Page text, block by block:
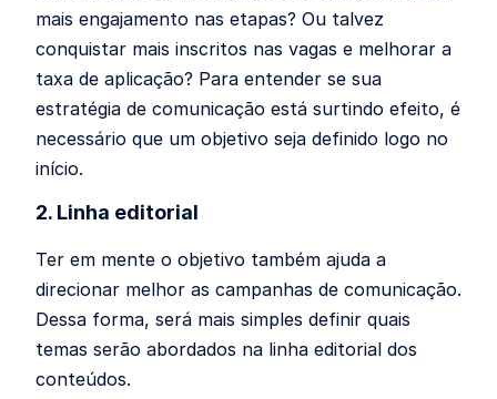
mais engajamento nas etapas? Ou talvez
conquistar mais inscritos nas vagas e melhorar a
taxa de aplicação? Para entender se sua
estratégia de comunicação está surtindo efeito, é
necessário que um objetivo seja definido logo no
início.
2. Linha editorial
Ter em mente o objetivo também ajuda a
direcionar melhor as campanhas de comunicação.
Dessa forma, será mais simples definir quais
temas serão abordados na linha editorial dos
conteúdos.